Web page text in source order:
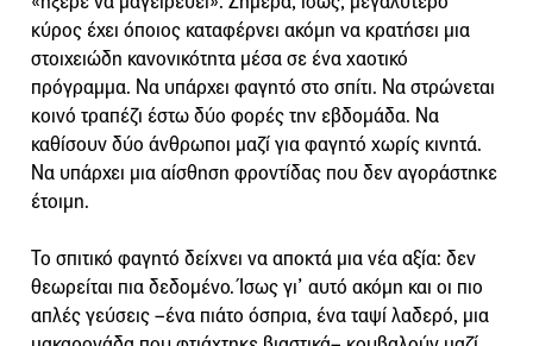
κύρος έχει όποιος καταφέρνει ακόμη να κρατήσει μια
στοιχειώδη κανονικότητα μέσα σε ένα χαοτικό
πρόγραμμα. Να υπάρχει φαγητό στο σπίτι. Να στρώνεται
κοινό τραπέζι έστω δύο φορές την εβδομάδα. Να
καθίσουν δύο άνθρωποι μαζί για φαγητό χωρίς κινητά.
Να υπάρχει μια αίσθηση φροντίδας που δεν αγοράστηκε
έτοιμη.
Το σπιτικό φαγητό δείχνει να αποκτά μια νέα αξία: δεν
θεωρείται πια δεδομένο. Ίσως γι’ αυτό ακόμη και οι πιο
απλές γεύσεις –ένα πιάτο όσπρια, ένα ταψί λαδερό, μια